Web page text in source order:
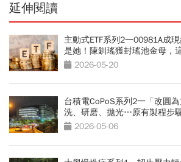
延伸閱讀
主動式ETF系列2一00981A成
是她！陳釧瑤獲封瑤池金母，
有來頭
2026-05-20
台積電CoPoS系列2一「改圓
洗、研磨、拋光⋯原有製程步
曝光2026-05-06